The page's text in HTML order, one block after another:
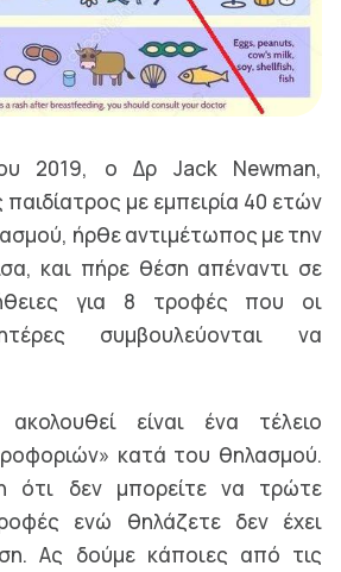
2019, ο Δρ Jack Newman,
με εμπειρία 40 ετών
ήρθε αντιμέτωπος με την
και πήρε θέση απέναντι σε
για 8 τροφές που οι
συμβουλεύονται να
είναι ένα τέλειο
κατά του θηλασμού.
ότι δεν μπορείτε να τρώτε
ενώ θηλάζετε δεν έχει
Ας δούμε κάποιες από τις